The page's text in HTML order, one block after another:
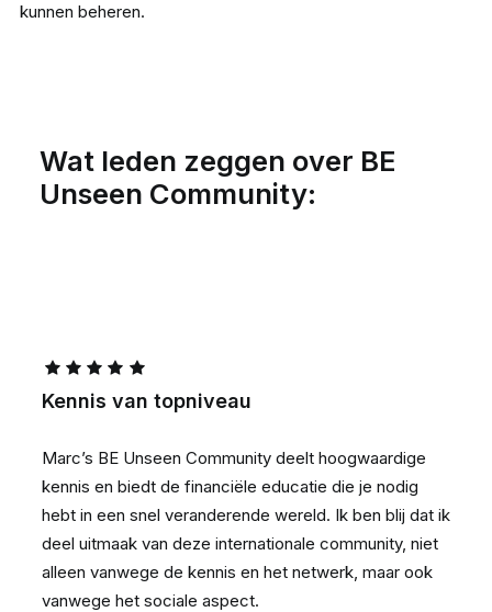
kunnen beheren.
Wat leden zeggen over BE
Unseen Community:
Kennis van topniveau
Marc’s BE Unseen Community deelt hoogwaardige
kennis en biedt de financiële educatie die je nodig
hebt in een snel veranderende wereld. Ik ben blij dat ik
deel uitmaak van deze internationale community, niet
alleen vanwege de kennis en het netwerk, maar ook
vanwege het sociale aspect.